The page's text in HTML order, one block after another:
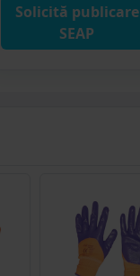
Solicită publicare
SEAP